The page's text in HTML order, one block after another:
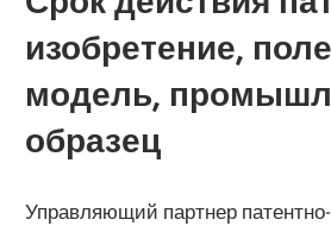
изобретение,
модель,
образец
Управляющий партнер